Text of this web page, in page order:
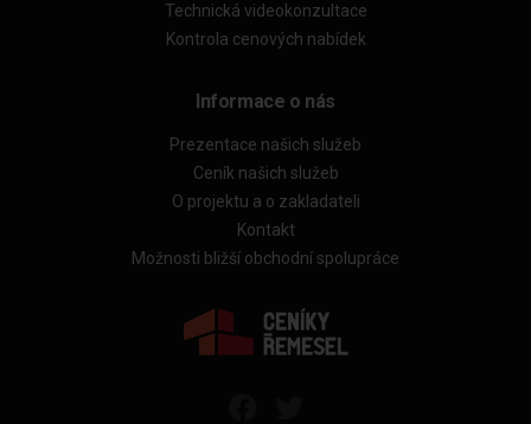
Technická videokonzultace
Kontrola cenových nabídek
Informace o nás
Prezentace našich služeb
Ceník našich služeb
O projektu a o zakladateli
Kontakt
Možnosti bližší obchodní spolupráce